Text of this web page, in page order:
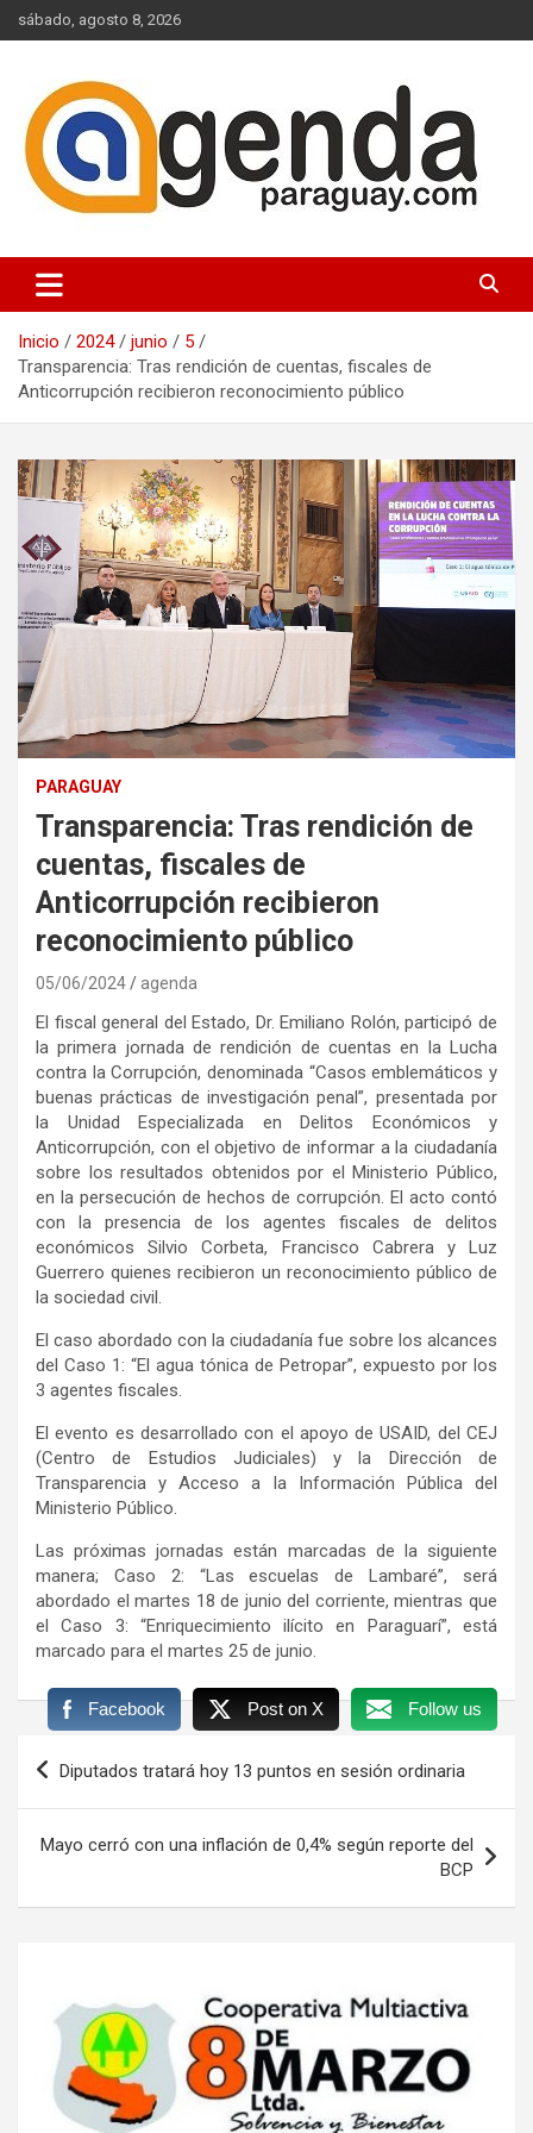
Saltar
al
sábado, agosto 8, 2026
Agenda Paraguay
Inicio 2024 junio
5
Transparencia: Tras rendición de cuentas, fiscales de
Anticorrupción recibieron reconocimiento público
PARAGUAY
Transparencia: Tras rendición de
cuentas, fiscales de
Anticorrupción recibieron
reconocimiento público
05/06/2024 agenda
El fiscal general del Estado, Dr. Emiliano Rolón, participó de
la primera jornada de rendición de cuentas en la Lucha
contra la Corrupción, denominada “Casos emblemáticos y
buenas prácticas de investigación penal”, presentada por
la Unidad Especializada en Delitos Económicos y
Anticorrupción, con el objetivo de informar a la ciudadanía
sobre los resultados obtenidos por el Ministerio Público,
en la persecución de hechos de corrupción. El acto contó
con la presencia de los agentes fiscales de delitos
económicos Silvio Corbeta, Francisco Cabrera y Luz
Guerrero quienes recibieron un reconocimiento público de
la sociedad civil.
El caso abordado con la ciudadanía fue sobre los alcances
del Caso 1: “El agua tónica de Petropar”, expuesto por los
3 agentes fiscales.
El evento es desarrollado con el apoyo de USAID, del CEJ
(Centro de Estudios Judiciales) y la Dirección de
Transparencia y Acceso a la Información Pública del
Ministerio Público.
Las próximas jornadas están marcadas de la siguiente
manera; Caso 2: “Las escuelas de Lambaré”, será
abordado el martes 18 de junio del corriente, mientras que
el Caso 3: “Enriquecimiento ilícito en Paraguarí”, está
marcado para el martes 25 de junio.
Facebook Post on X Follow us
Navegación
Diputados tratará hoy 13 puntos en sesión ordinaria
Mayo cerró con una inflación de 0,4% según reporte del
BCP